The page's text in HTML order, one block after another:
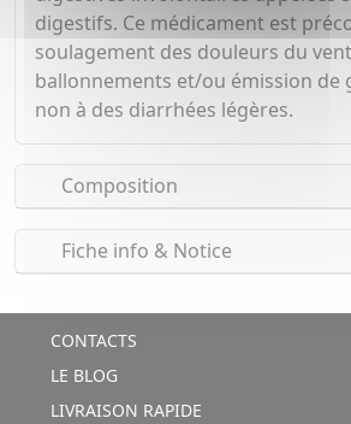
digestifs. Ce médicament est
soulagement des douleurs du
ballonnements et/ou émission de
non à des diarrhées légères.
Composition
Fiche info & Notice
CONTACTS
LE BLOG
LIVRAISON RAPIDE